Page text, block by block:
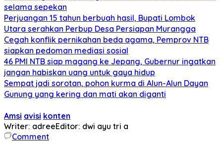
selama sepekan
Perjuangan 15 tahun berbuah hasil, Bupati Lombok
Utara serahkan Perbup Desa Persiapan Murangga
Cegah konflik pernikahan beda agama, Pemprov NTB
siapkan pedoman mediasi sosial
46 PMI NTB siap magang ke Jepang, Gubernur ingatkan
jangan habiskan uang untuk gaya hidup
Sempat jadi sorotan, pohon kurma di Alun-Alun Dayan
Gunung yang kering dan mati akan diganti
Amsi avisi konten
Writer: adreeEditor: dwi ayu tri a
Comment